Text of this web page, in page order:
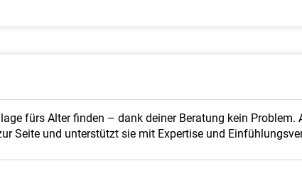
fürs Alter finden – dank deiner Beratung kein
Seite und unterstützt sie mit Expertise und